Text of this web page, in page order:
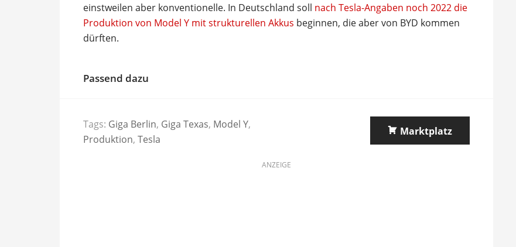
einstweilen aber konventionelle. In Deutschland soll nach Tesla-Angaben noch 2022 die
Produktion von Model Y mit strukturellen Akkus beginnen, die aber von BYD kommen
dürften.
Passend dazu
Tags: Giga Berlin, Giga Texas, Model Y,
Produktion, Tesla
Marktplatz
ANZEIGE